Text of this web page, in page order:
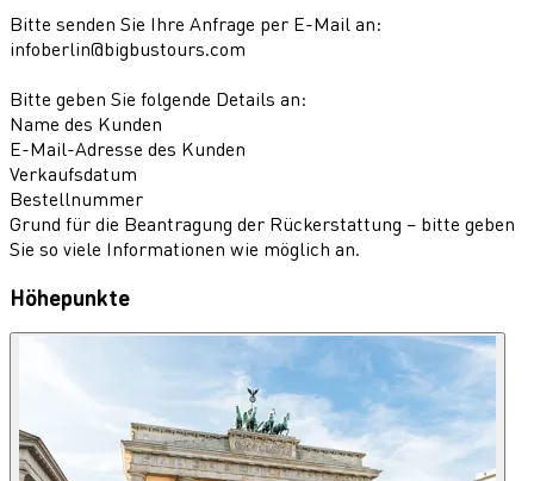
Bitte senden Sie Ihre Anfrage per E-Mail an:
infoberlin@bigbustours.com
Bitte geben Sie folgende Details an:
Name des Kunden
E-Mail-Adresse des Kunden
Verkaufsdatum
Bestellnummer
Grund für die Beantragung der Rückerstattung – bitte geben
Sie so viele Informationen wie möglich an.
Höhepunkte